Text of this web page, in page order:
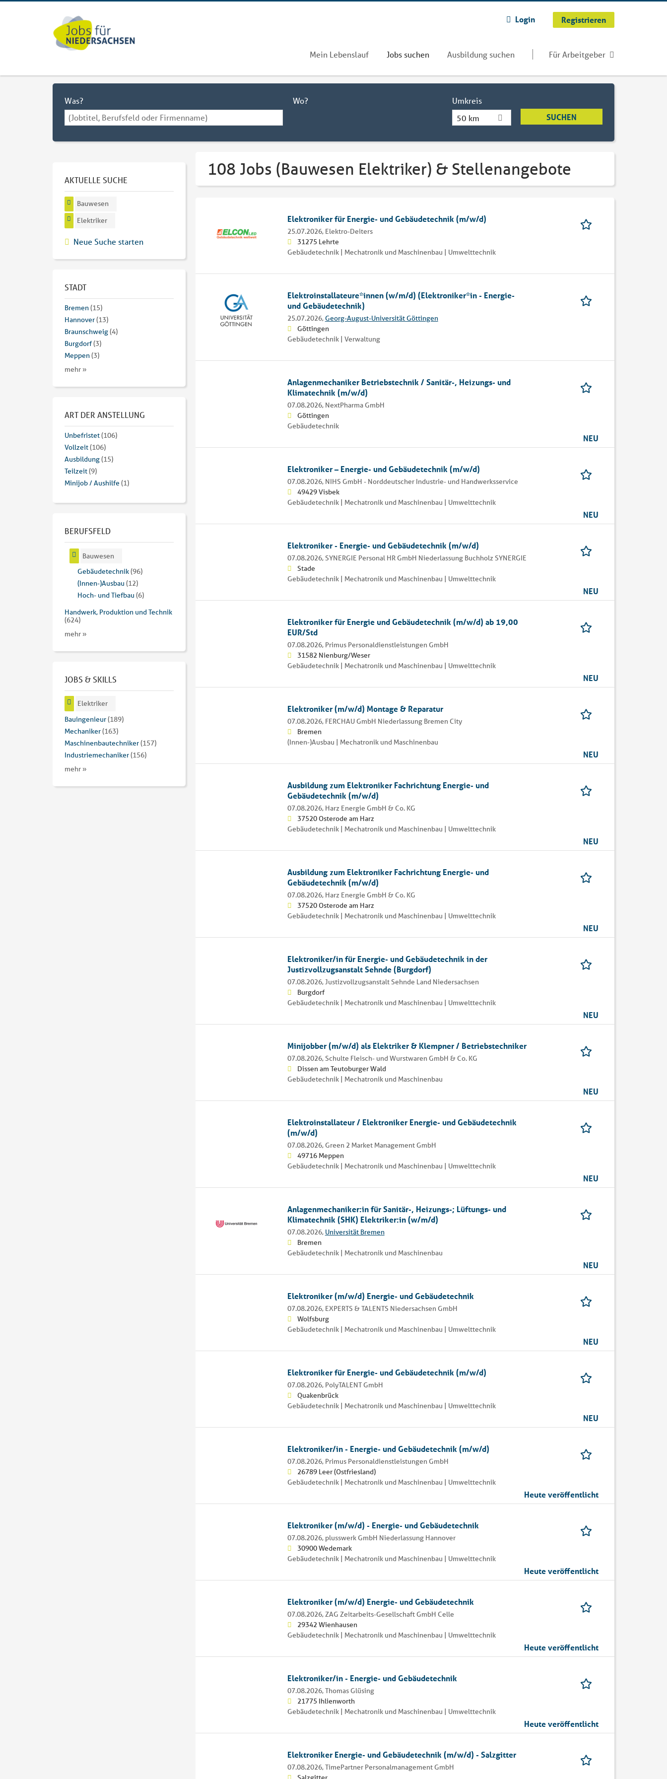
Login Registrieren
Mein Lebenslauf Jobs suchen Ausbildung suchen Für Arbeitgeber
Was? Wo?
Umkreis
50 km
108 Jobs (Bauwesen Elektriker) & Stellenangebote
Elektroniker für Energie- und Gebäudetechnik (m/w/d)
25.07.2026, Elektro-Deiters
31275 Lehrte
Gebäudetechnik | Mechatronik und Maschinenbau | Umwelttechnik
Elektroinstallateure*innen (w/m/d) (Elektroniker*in - Energie-
und Gebäudetechnik)
25.07.2026,Georg-August-Universität Göttingen
Göttingen
Gebäudetechnik | Verwaltung
Anlagenmechaniker Betriebstechnik / Sanitär-, Heizungs- und
Klimatechnik (m/w/d)
07.08.2026, NextPharma GmbH
Göttingen
Gebäudetechnik
NEU
Elektroniker – Energie- und Gebäudetechnik (m/w/d)
07.08.2026, NIHS GmbH - Norddeutscher Industrie- und Handwerksservice
49429 Visbek
Gebäudetechnik | Mechatronik und Maschinenbau | Umwelttechnik
NEU
Elektroniker - Energie- und Gebäudetechnik (m/w/d)
07.08.2026, SYNERGIE Personal HR GmbH Niederlassung Buchholz SYNERGIE
Stade
Gebäudetechnik | Mechatronik und Maschinenbau | Umwelttechnik
NEU
Elektroniker für Energie und Gebäudetechnik (m/w/d) ab 19,00
EUR/Std
07.08.2026, Primus Personaldienstleistungen GmbH
31582 Nienburg/Weser
Gebäudetechnik | Mechatronik und Maschinenbau | Umwelttechnik
NEU
Elektroniker (m/w/d) Montage & Reparatur
07.08.2026, FERCHAU GmbH Niederlassung Bremen City
Bremen
(Innen-)Ausbau | Mechatronik und Maschinenbau
NEU
Ausbildung zum Elektroniker Fachrichtung Energie- und
Gebäudetechnik (m/w/d)
07.08.2026, Harz Energie GmbH & Co. KG
37520 Osterode am Harz
Gebäudetechnik | Mechatronik und Maschinenbau | Umwelttechnik
NEU
Ausbildung zum Elektroniker Fachrichtung Energie- und
Gebäudetechnik (m/w/d)
07.08.2026, Harz Energie GmbH & Co. KG
37520 Osterode am Harz
Gebäudetechnik | Mechatronik und Maschinenbau | Umwelttechnik
NEU
Elektroniker/in für Energie- und Gebäudetechnik in der
Justizvollzugsanstalt Sehnde (Burgdorf)
07.08.2026, Justizvollzugsanstalt Sehnde Land Niedersachsen
Burgdorf
Gebäudetechnik | Mechatronik und Maschinenbau | Umwelttechnik
NEU
Minijobber (m/w/d) als Elektriker & Klempner / Betriebstechniker
07.08.2026, Schulte Fleisch- und Wurstwaren GmbH & Co. KG
Dissen am Teutoburger Wald
Gebäudetechnik | Mechatronik und Maschinenbau
NEU
Elektroinstallateur / Elektroniker Energie- und Gebäudetechnik
(m/w/d)
07.08.2026, Green 2 Market Management GmbH
49716 Meppen
Gebäudetechnik | Mechatronik und Maschinenbau | Umwelttechnik
NEU
Anlagenmechaniker:in für Sanitär-, Heizungs-; Lüftungs- und
Klimatechnik (SHK) Elektriker:in (w/m/d)
07.08.2026, Universität Bremen
Bremen
Gebäudetechnik | Mechatronik und Maschinenbau
NEU
Elektroniker (m/w/d) Energie- und Gebäudetechnik
07.08.2026, EXPERTS & TALENTS Niedersachsen GmbH
Wolfsburg
Gebäudetechnik | Mechatronik und Maschinenbau | Umwelttechnik
NEU
Elektroniker für Energie- und Gebäudetechnik (m/w/d)
07.08.2026, PolyTALENT GmbH
Quakenbrück
Gebäudetechnik | Mechatronik und Maschinenbau | Umwelttechnik
NEU
Elektroniker/in - Energie- und Gebäudetechnik (m/w/d)
07.08.2026, Primus Personaldienstleistungen GmbH
26789 Leer (Ostfriesland)
Gebäudetechnik | Mechatronik und Maschinenbau | Umwelttechnik
Heute veröffentlicht
Elektroniker (m/w/d) - Energie- und Gebäudetechnik
07.08.2026, plusswerk GmbH Niederlassung Hannover
30900 Wedemark
Gebäudetechnik | Mechatronik und Maschinenbau | Umwelttechnik
Heute veröffentlicht
Elektroniker (m/w/d) Energie- und Gebäudetechnik
07.08.2026, ZAG Zeitarbeits-Gesellschaft GmbH Celle
29342 Wienhausen
Gebäudetechnik | Mechatronik und Maschinenbau | Umwelttechnik
Heute veröffentlicht
Elektroniker/in - Energie- und Gebäudetechnik
07.08.2026,Thomas Glüsing
21775 Ihlienworth
Gebäudetechnik | Mechatronik und Maschinenbau | Umwelttechnik
Heute veröffentlicht
Elektroniker Energie- und Gebäudetechnik (m/w/d) - Salzgitter
07.08.2026,TimePartner Personalmanagement GmbH
AKTUELLE SUCHE
Bauwesen
Elektriker
Neue Suche starten
STADT
Bremen(15)
Hannover(13)
Braunschweig(4)
Burgdorf(3)
Meppen(3)
mehr »
ART DER ANSTELLUNG
Unbefristet(106)
Vollzeit(106)
Ausbildung(15)
Teilzeit(9)
Minijob / Aushilfe (1)
BERUFSFELD
Bauwesen
Gebäudetechnik(96)
(Innen-)Ausbau (12)
Hoch- und Tiefbau (6)
Handwerk, Produktion und Technik
(624)
mehr »
JOBS & SKILLS
Elektriker
Bauingenieur(189)
Mechaniker(163)
Maschinenbautechniker(157)
Industriemechaniker(156)
mehr »